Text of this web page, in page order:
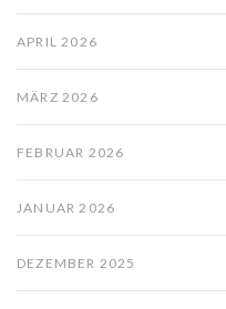
APRIL 2026
MÄRZ 2026
FEBRUAR 2026
JANUAR 2026
DEZEMBER 2025